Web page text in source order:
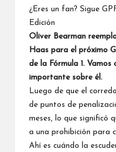
¿Eres un fan? Sigue
Edición
Oliver Bearman
Haas para el próximo
de la Fórmula 1.
importante sobre él.
Luego de que el
de puntos de
meses, lo que significó
a una prohibición para
Ahí es cuándo la